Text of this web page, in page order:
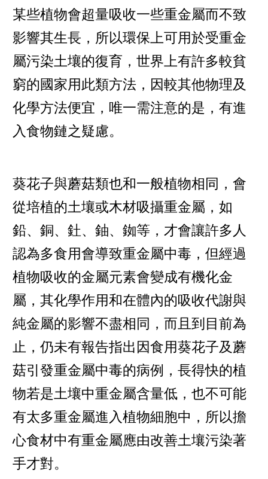
某些植物會超量吸收一些重金屬而不致
影響其生長，所以環保上可用於受重金
屬污染土壤的復育，世界上有許多較貧
窮的國家用此類方法，因較其他物理及
化學方法便宜，唯一需注意的是，有進
入食物鏈之疑慮。
葵花子與蘑菇類也和一般植物相同，會
從培植的土壤或木材吸攝重金屬，如
鉛、銅、釷、鈾、銣等，才會讓許多人
認為多食用會導致重金屬中毒，但經過
植物吸收的金屬元素會變成有機化金
屬，其化學作用和在體內的吸收代謝與
純金屬的影響不盡相同，而且到目前為
止，仍未有報告指出因食用葵花子及蘑
菇引發重金屬中毒的病例，長得快的植
物若是土壤中重金屬含量低，也不可能
有太多重金屬進入植物細胞中，所以擔
心食材中有重金屬應由改善土壤污染著
手才對。